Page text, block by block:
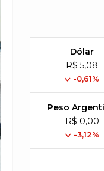
Dólar
R$ 5,08
-0,61%
Peso
R$ 0,00
-3,12%